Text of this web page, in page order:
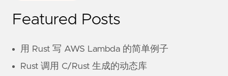
Featured Posts
用 Rust 写 AWS Lambda 的简单例子
Rust 调用 C/Rust 生成的动态库